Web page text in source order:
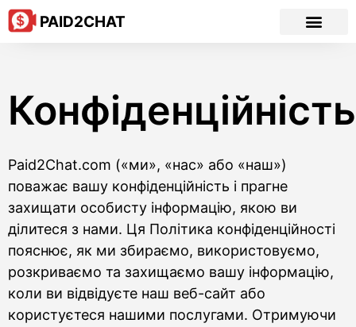
PAID2CHAT
Конфіденційність
Paid2Chat.com («ми», «нас» або «наш»)
поважає вашу конфіденційність і прагне
захищати особисту інформацію, якою ви
ділитеся з нами. Ця Політика конфіденційності
пояснює, як ми збираємо, використовуємо,
розкриваємо та захищаємо вашу інформацію,
коли ви відвідуєте наш веб-сайт або
користуєтеся нашими послугами. Отримуючи